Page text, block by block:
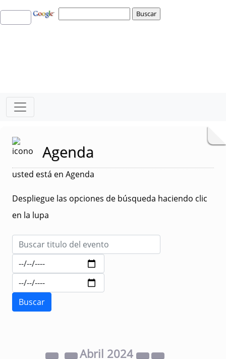
Agenda
usted está en Agenda
Despliegue las opciones de búsqueda haciendo clic
en la lupa
Abril 2024